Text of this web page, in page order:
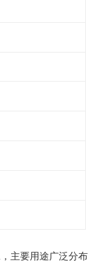
主要用途广泛分布